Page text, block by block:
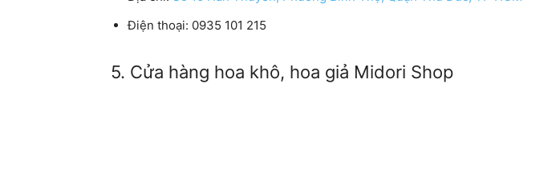
Điện thoại: 0935 101 215
5. Cửa hàng hoa khô, hoa giả Midori Shop